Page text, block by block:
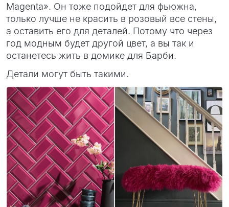
Magenta». Он тоже подойдет для фьюжна,
только лучше не красить в розовый все стены,
а оставить его для деталей. Потому что через
год модным будет другой цвет, а вы так и
останетесь жить в домике для Барби.
Детали могут быть такими.